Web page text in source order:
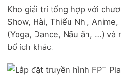
Kho giải trí tổng hợp với
Show, Hài, Thiếu Nhi,
(Yoga, Dance, Nấu ăn, …) và
bổ ích khác.